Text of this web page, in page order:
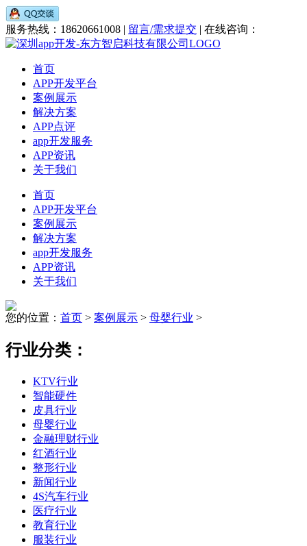
服务热线：18620661008 | 留言/需求提交 | 在线咨询：
首页
APP开发平台
案例展示
解决方案
APP点评
app开发服务
APP资讯
关于我们
首页
APP开发平台
案例展示
解决方案
app开发服务
APP资讯
关于我们
您的位置： 首页 > 案例展示 > 母婴行业 >
行业分类：
KTV行业
智能硬件
皮具行业
母婴行业
金融理财行业
红酒行业
整形行业
新闻行业
4S汽车行业
医疗行业
教育行业
服装行业